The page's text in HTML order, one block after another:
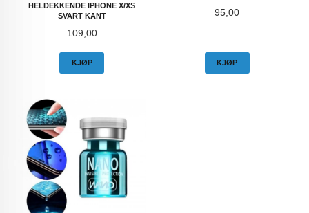
HELDEKKENDE IPHONE X/XS
SVART KANT
Pris
109,00
KJØP
Pris
95,00
KJØP